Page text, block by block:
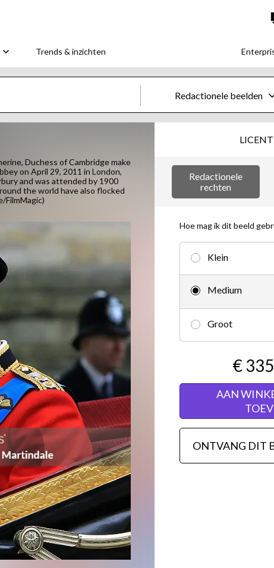
Trends & inzichten
Redactionele beelden
Beelden
Creatief
Video's
Creatief
Duchess of Cambridge make
on April 29, 2011 in London,
and was attended by 1900
the world have also flocked
FilmMagic)
Redactionele
rechten
Hoe mag ik dit beeld
Klein
Medium
Groot
€
AAN
ONTVANG DIT